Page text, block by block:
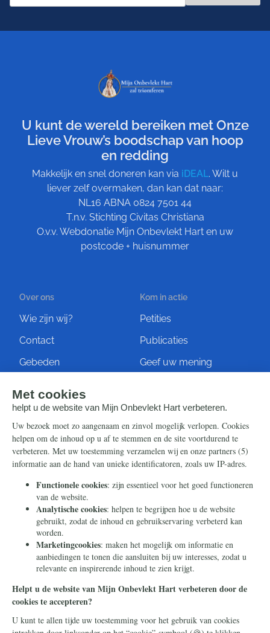
U kunt de wereld bereiken met Onze
Lieve Vrouw’s boodschap van hoop
en redding
Makkelijk en snel doneren kan via iDEAL. Wilt u
liever zelf overmaken, dan kan dat naar:
NL16 ABNA 0824 7501 44
T.n.v. Stichting Civitas Christiana
O.v.v. Webdonatie Mijn Onbevlekt Hart en uw
postcode + huisnummer
Over ons
Wie zijn wij?
Contact
Gebeden
Kom in actie
Petities
Publicaties
Geef uw mening
Steun ons
Nieuwsbrief
Eenmalig
Maandelijks
Periodiek
Nalaten
Zelf overschrijven
Info
Contact
Ontvang onze Telegram-
berichten